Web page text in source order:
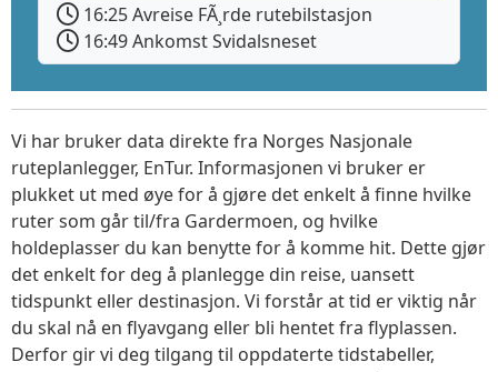
16:25 Avreise FÃ¸rde rutebilstasjon
16:49 Ankomst Svidalsneset
Vi har bruker data direkte fra Norges Nasjonale
ruteplanlegger, EnTur. Informasjonen vi bruker er
plukket ut med øye for å gjøre det enkelt å finne hvilke
ruter som går til/fra Gardermoen, og hvilke
holdeplasser du kan benytte for å komme hit. Dette gjør
det enkelt for deg å planlegge din reise, uansett
tidspunkt eller destinasjon. Vi forstår at tid er viktig når
du skal nå en flyavgang eller bli hentet fra flyplassen.
Derfor gir vi deg tilgang til oppdaterte tidstabeller,